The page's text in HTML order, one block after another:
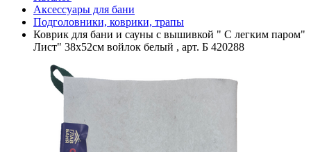
Аксессуары для бани
Подголовники, коврики, трапы
Коврик для бани и сауны с вышивкой " С легким паром"
Лист" 38х52см войлок белый , арт. Б 420288